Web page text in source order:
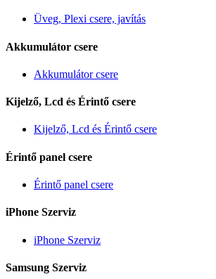
Üveg, Plexi csere, javítás
Akkumulátor csere
Akkumulátor csere
Kijelző, Lcd és Érintő csere
Kijelző, Lcd és Érintő csere
Érintő panel csere
Érintő panel csere
iPhone Szerviz
iPhone Szerviz
Samsung Szerviz